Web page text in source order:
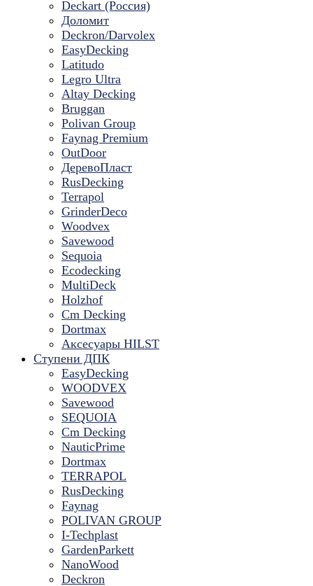
Deckart (Россия)
Доломит
Deckron/Darvolex
EasyDecking
Latitudo
Legro Ultra
Altay Decking
Bruggan
Polivan Group
Faynag Premium
OutDoor
ДеревоПласт
RusDecking
Terrapol
GrinderDeco
Woodvex
Savewood
Sequoia
Ecodecking
MultiDeck
Holzhof
Cm Decking
Dortmax
Аксесуары HILST
Ступени ДПК
EasyDecking
WOODVEX
Savewood
SEQUOIA
Cm Decking
NauticPrime
Dortmax
TERRAPOL
RusDecking
Faynag
POLIVAN GROUP
I-Techplast
GardenParkett
NanoWood
Deckron